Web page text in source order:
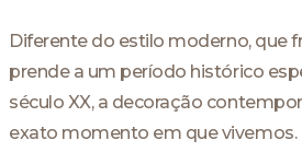
Diferente do estilo moderno, que
prende a um período histórico
século XX, a decoração
exato momento em que vivemos.